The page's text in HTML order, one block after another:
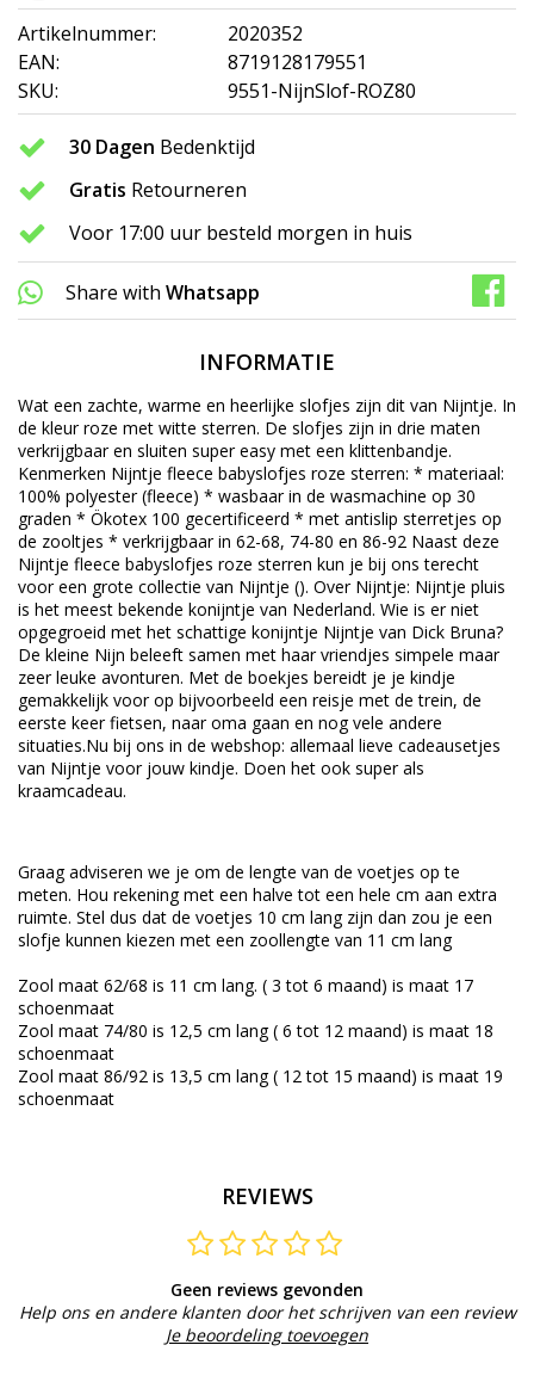
Artikelnummer:
2020352
EAN:
8719128179551
SKU:
9551-NijnSlof-ROZ80
30 Dagen Bedenktijd
Gratis Retourneren
Voor 17:00 uur besteld morgen in huis
Share with Whatsapp
INFORMATIE
Wat een zachte, warme en heerlijke slofjes zijn dit van Nijntje. In
de kleur roze met witte sterren. De slofjes zijn in drie maten
verkrijgbaar en sluiten super easy met een klittenbandje.
Kenmerken Nijntje fleece babyslofjes roze sterren: * materiaal:
100% polyester (fleece) * wasbaar in de wasmachine op 30
graden * Ökotex 100 gecertificeerd * met antislip sterretjes op
de zooltjes * verkrijgbaar in 62-68, 74-80 en 86-92 Naast deze
Nijntje fleece babyslofjes roze sterren kun je bij ons terecht
voor een grote collectie van Nijntje (). Over Nijntje: Nijntje pluis
is het meest bekende konijntje van Nederland. Wie is er niet
opgegroeid met het schattige konijntje Nijntje van Dick Bruna?
De kleine Nijn beleeft samen met haar vriendjes simpele maar
zeer leuke avonturen. Met de boekjes bereidt je je kindje
gemakkelijk voor op bijvoorbeeld een reisje met de trein, de
eerste keer fietsen, naar oma gaan en nog vele andere
situaties.Nu bij ons in de webshop: allemaal lieve cadeausetjes
van Nijntje voor jouw kindje. Doen het ook super als
kraamcadeau.
Graag adviseren we je om de lengte van de voetjes op te
meten. Hou rekening met een halve tot een hele cm aan extra
ruimte. Stel dus dat de voetjes 10 cm lang zijn dan zou je een
slofje kunnen kiezen met een zoollengte van 11 cm lang
Zool maat 62/68 is 11 cm lang. ( 3 tot 6 maand) is maat 17
schoenmaat
Zool maat 74/80 is 12,5 cm lang ( 6 tot 12 maand) is maat 18
schoenmaat
Zool maat 86/92 is 13,5 cm lang ( 12 tot 15 maand) is maat 19
schoenmaat
REVIEWS
Geen reviews gevonden
Help ons en andere klanten door het schrijven van een review
Je beoordeling toevoegen